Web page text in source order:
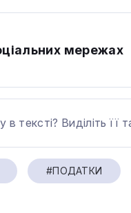
мережах
тексті? Виділіть її
#ПОДАТКИ